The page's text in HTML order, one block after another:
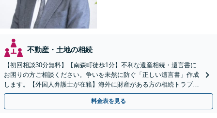
不動産・土地の相続
【初回相談30分無料】【南森町徒歩1分】不利な遺産相続・遺言書に
お困りの方ご相談ください。争いを未然に防ぐ「正しい遺言書」作成
します。【外国人弁護士が在籍】海外に財産がある方の相続トラブル
を多数解決。交渉を外国語で代行します。
料金表を見る